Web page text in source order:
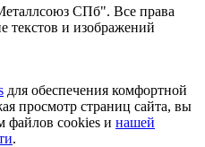
СПб". Все права
и изображений
для обеспечения комфортной
просмотр страниц сайта, вы
файлов cookies и нашей
.